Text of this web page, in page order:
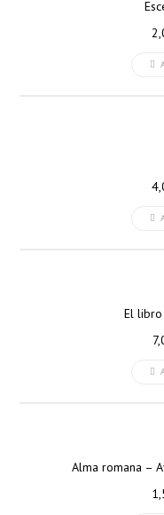
El
Alma romana –